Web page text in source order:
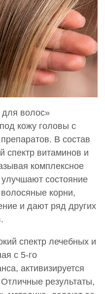
волос»
кожу головы с
В состав
спектр витаминов и
комплексное
состояние
корни,
и дают ряд других
спектр лечебных и
с 5-го
активизируется
результаты,